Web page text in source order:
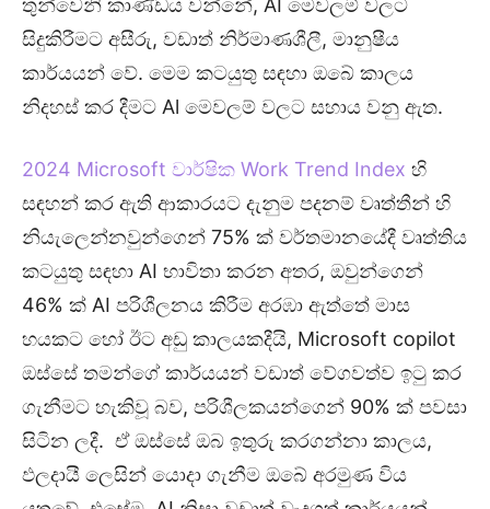
තුන්වෙනි කාණ්ඩය වන්නේ, AI මෙවලම් වලට
සිදුකිරීමට අසීරු, වඩාත් නිර්මාණශීලී, මානුෂීය
කාර්යයන් වේ. මෙම කටයුතු සඳහා ඔබේ කාලය
නිදහස් කර දීමට Al මෙවලම් වලට සහාය වනු ඇත.
2024 Microsoft වාර්ෂික Work Trend Index හි
සඳහන් කර ඇති ආකාරයට දැනුම පදනම් වෘත්තීන් හි
නියැලෙන්නවුන්ගෙන් 75% ක් වර්තමානයේදී වෘත්තිය
කටයුතු සඳහා AI භාවිතා කරන අතර, ඔවුන්ගෙන්
46% ක් AI පරිශීලනය කිරීම අරඹා ඇත්තේ මාස
හයකට හෝ ඊට අඩු කාලයකදීයි, Microsoft copilot
ඔස්සේ තමන්ගේ කාර්යයන් වඩාත් වේගවත්ව ඉටු කර
ගැනීමට හැකිවූ බව, පරිශීලකයන්ගෙන් 90% ක් පවසා
සිටින ලදී. ඒ ඔස්සේ ඔබ ඉතුරු කරගන්නා කාලය,
ඵලදායී ලෙසින් යොදා ගැනීම ඔබේ අරමුණ විය